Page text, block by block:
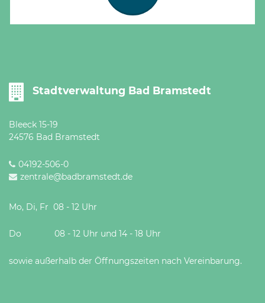
Stadtverwaltung Bad Bramstedt
Bleeck 15-19
24576 Bad Bramstedt
04192-506-0
zentrale@badbramstedt.de
Mo, Di, Fr 08 - 12 Uhr
Do 08 - 12 Uhr und 14 - 18 Uhr
sowie außerhalb der Öffnungszeiten nach Vereinbarung.